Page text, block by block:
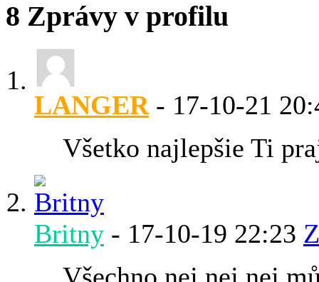
8 Zprávy v profilu
LANGER- 17-10-21
Všetko najlepšie Ti
Britny - 17-10-19 22:23